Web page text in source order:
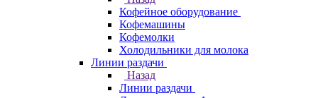
Кофейное оборудование
Кофемашины
Кофемолки
Холодильники для молока
Линии раздачи
Назад
Линии раздачи